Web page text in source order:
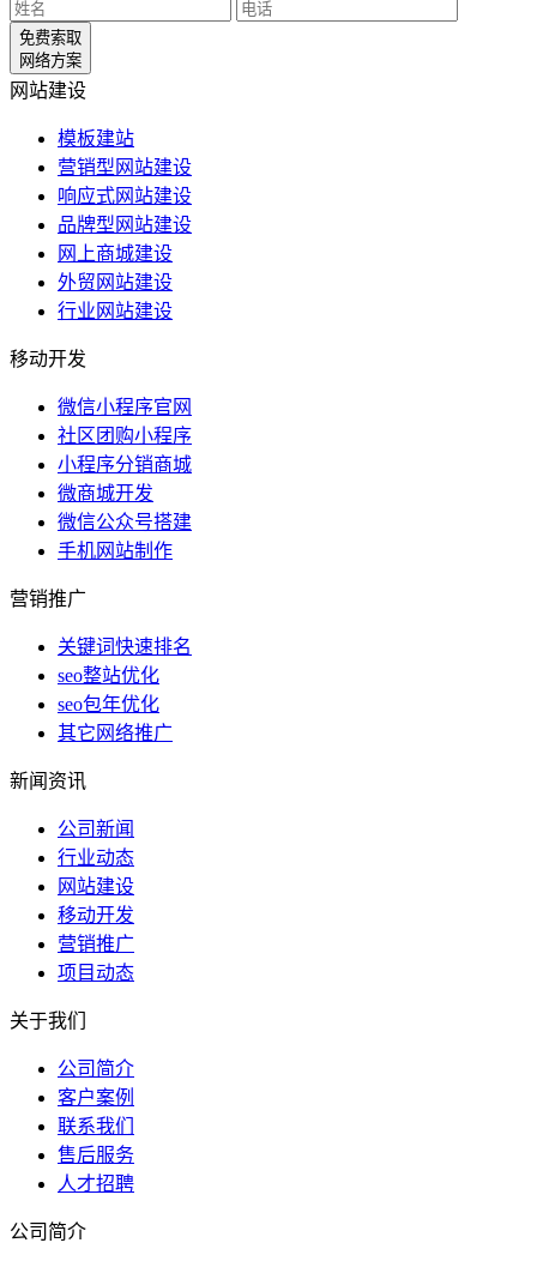
免费索取
网络方案
网站建设
模板建站
营销型网站建设
响应式网站建设
品牌型网站建设
网上商城建设
外贸网站建设
行业网站建设
移动开发
微信小程序官网
社区团购小程序
小程序分销商城
微商城开发
微信公众号搭建
手机网站制作
营销推广
关键词快速排名
seo整站优化
seo包年优化
其它网络推广
新闻资讯
公司新闻
行业动态
网站建设
移动开发
营销推广
项目动态
关于我们
公司简介
客户案例
联系我们
售后服务
人才招聘
公司简介